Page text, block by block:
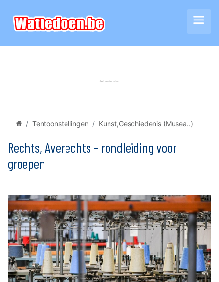
Tentoonstellingen Kunst,Geschiedenis (Musea..)
Rechts, Averechts - rondleiding voor
groepen